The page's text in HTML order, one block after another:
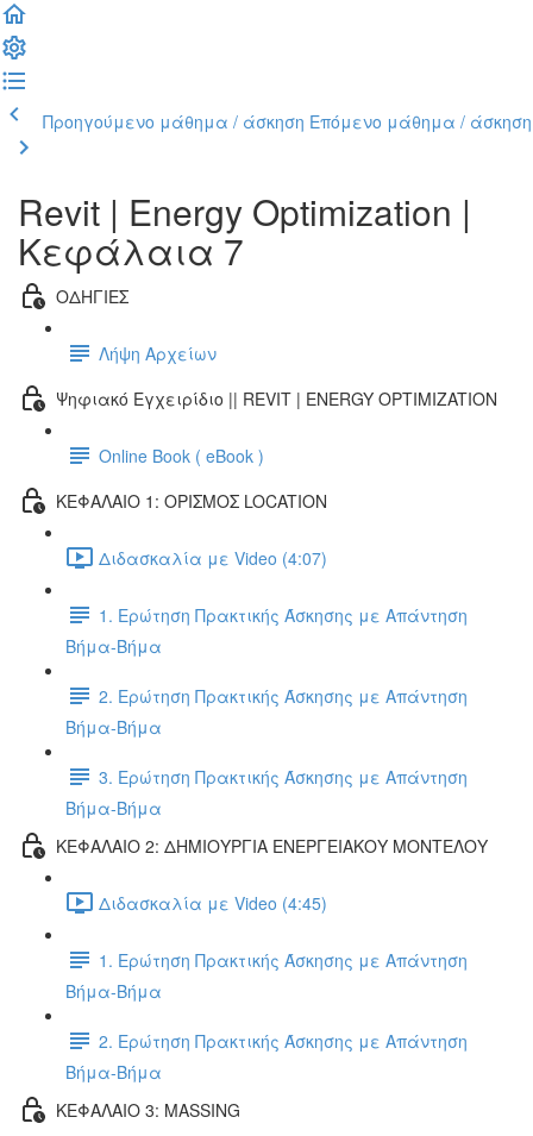
Προηγούμενο μάθημα / άσκηση Επόμενο μάθημα / άσκηση
Revit | Energy Optimization |
Κεφάλαια 7
ΟΔΗΓΙΕΣ
Λήψη Αρχείων
Ψηφιακό Εγχειρίδιο || REVIT | ENERGY OPTIMIZATION
Online Book ( eBook )
ΚΕΦΑΛΑΙΟ 1: ΟΡΙΣΜΟΣ LOCATION
Διδασκαλία με Video (4:07)
1. Ερώτηση Πρακτικής Άσκησης με Απάντηση
Βήμα-Βήμα
2. Ερώτηση Πρακτικής Άσκησης με Απάντηση
Βήμα-Βήμα
3. Ερώτηση Πρακτικής Άσκησης με Απάντηση
Βήμα-Βήμα
ΚΕΦΑΛΑΙΟ 2: ΔΗΜΙΟΥΡΓΙΑ ΕΝΕΡΓΕΙΑΚΟΥ ΜΟΝΤΕΛΟΥ
Διδασκαλία με Video (4:45)
1. Ερώτηση Πρακτικής Άσκησης με Απάντηση
Βήμα-Βήμα
2. Ερώτηση Πρακτικής Άσκησης με Απάντηση
Βήμα-Βήμα
ΚΕΦΑΛΑΙΟ 3: MASSING